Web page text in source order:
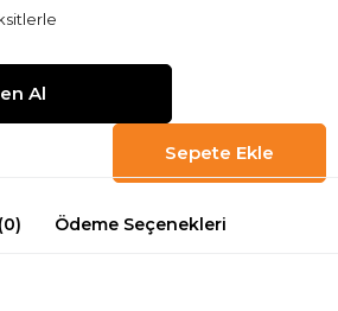
Ödeme Seçenekleri